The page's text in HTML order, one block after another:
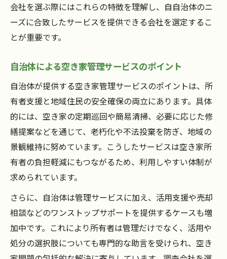
会社を選ぶ際にはこれらの特徴を理解し、自自治体のニ
ーズに合致したサービスを提供できる会社を選定するこ
とが重要です。
自治体による空き家管理サービスのポイント
自治体が提供する空き家管理サービスのポイントは、所
有者支援と地域住民の安全確保の両立にあります。具体
的には、空き家の定期巡回や簡易清掃、必要に応じた修
繕提案などを通じて、老朽化や不法投棄を防ぎ、地域の
景観維持に努めています。こうしたサービスは空き家所
有者の負担軽減にもつながるため、利用しやすい体制が
求められています。
さらに、自治体は管理サービスに加え、活用支援や売却
相談などのワンストップサポートを提供するケースも増
加中です。これにより所有者は管理だけでなく、活用や
処分の選択肢についても専門的な助言を受けられ、空き